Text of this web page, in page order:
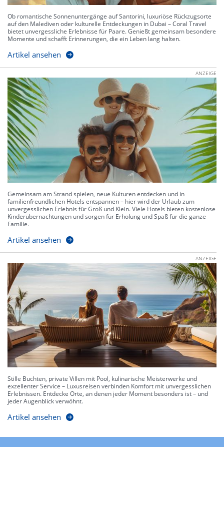
Ob romantische Sonnenuntergänge auf Santorini, luxuriöse Rückzugsorte
auf den Malediven oder kulturelle Entdeckungen in Dubai – Coral Travel
bietet unvergessliche Erlebnisse für Paare. Genießt gemeinsam besondere
Momente und schafft Erinnerungen, die ein Leben lang halten.
Artikel ansehen
ANZEIGE
Gemeinsam am Strand spielen, neue Kulturen entdecken und in
familienfreundlichen Hotels entspannen – hier wird der Urlaub zum
unvergesslichen Erlebnis für Groß und Klein. Viele Hotels bieten kostenlose
Kinderübernachtungen und sorgen für Erholung und Spaß für die ganze
Familie.
Artikel ansehen
ANZEIGE
Stille Buchten, private Villen mit Pool, kulinarische Meisterwerke und
exzellenter Service – Luxusreisen verbinden Komfort mit unvergesslichen
Erlebnissen. Entdecke Orte, an denen jeder Moment besonders ist – und
jeder Augenblick verwöhnt.
Artikel ansehen